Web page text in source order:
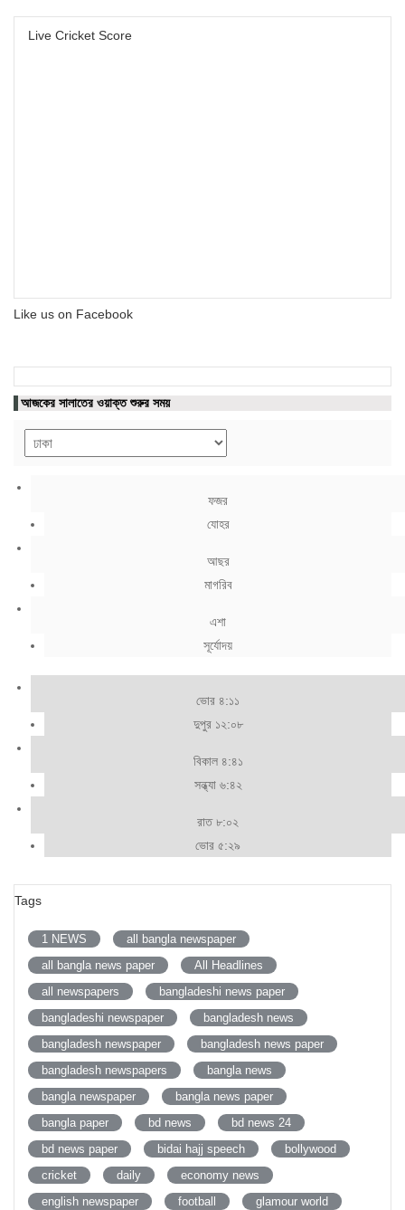
Live Cricket Score
Like us on Facebook
আজকের সালাতের ওয়াক্ত শুরুর সময়
ফজর
যোহর
আছর
মাগরিব
এশা
সূর্যোদয়
ভোর ৪:১১
দুপুর ১২:০৮
বিকাল ৪:৪১
সন্ধ্যা ৬:৪২
রাত ৮:০২
ভোর ৫:২৯
Tags
1 NEWS
all bangla newspaper
all bangla news paper
All Headlines
all newspapers
bangladeshi news paper
bangladeshi newspaper
bangladesh news
bangladesh newspaper
bangladesh news paper
bangladesh newspapers
bangla news
bangla newspaper
bangla news paper
bangla paper
bd news
bd news 24
bd news paper
bidai hajj speech
bollywood
cricket
daily
economy news
english newspaper
football
glamour world